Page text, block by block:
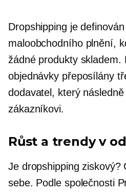
Dropshipping je
maloobchodního plnění,
žádné produkty skladem.
objednávky přeposílány
dodavatel, který
zákazníkovi.
Růst a trendy v
Je dropshipping
sebe. Podle společnosti